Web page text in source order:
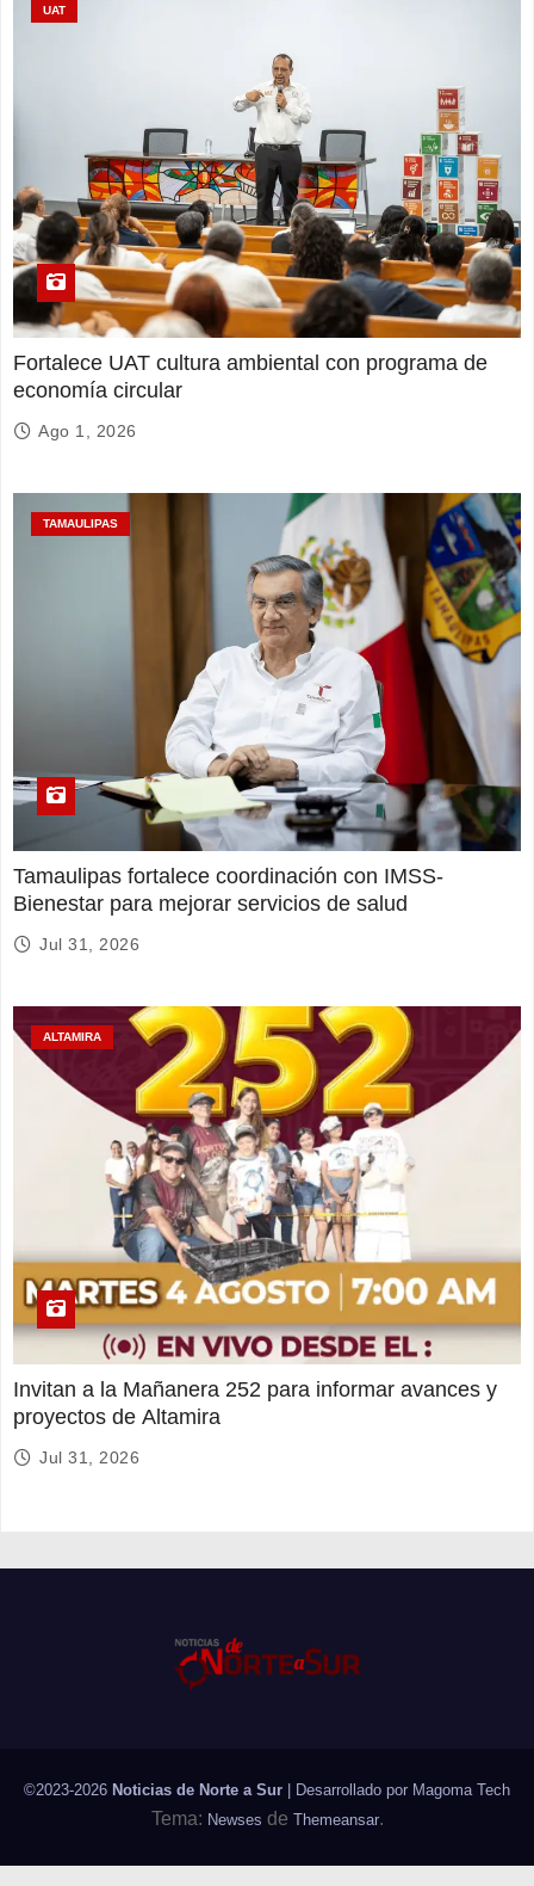
UAT
Fortalece UAT cultura ambiental con programa de
economía circular
Ago 1, 2026
TAMAULIPAS
Tamaulipas fortalece coordinación con IMSS-
Bienestar para mejorar servicios de salud
Jul 31, 2026
ALTAMIRA
Invitan a la Mañanera 252 para informar avances y
proyectos de Altamira
Jul 31, 2026
©2023-2026 Noticias de Norte a Sur | Desarrollado por Magoma Tech
Tema: Newses de Themeansar.